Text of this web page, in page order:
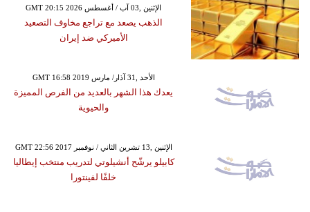
GMT 20:15 2026 الإثنين ,03 آب / أغسطس
الذهب يصعد مع تراجع مخاوف التصعيد
الأميركي ضد إيران
GMT 16:58 2019 الأحد ,31 آذار/ مارس
يعدك هذا الشهر بالعديد من الفرص المميزة
والحيوية
GMT 22:56 2017 الإثنين ,13 تشرين الثاني / نوفمبر
كابيلو يرشّح أنشيلوتي لتدريب منتخب إيطاليا
خلفًا لفينتورا